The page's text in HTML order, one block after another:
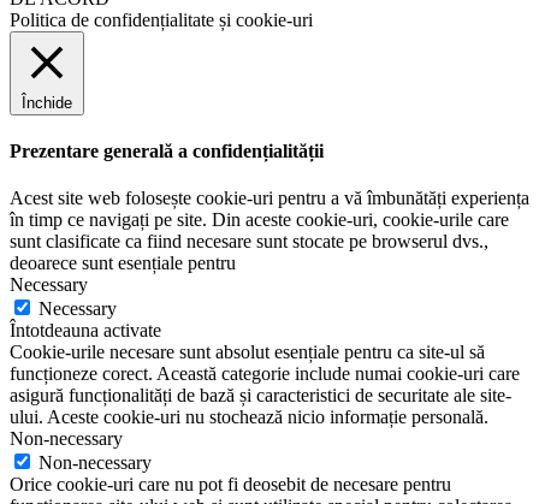
Politica de confidențialitate și cookie-uri
Închide
Prezentare generală a confidențialității
Acest site web folosește cookie-uri pentru a vă îmbunătăți experiența
în timp ce navigați pe site. Din aceste cookie-uri, cookie-urile care
sunt clasificate ca fiind necesare sunt stocate pe browserul dvs.,
deoarece sunt esențiale pentru
Necessary
Necessary
Întotdeauna activate
Cookie-urile necesare sunt absolut esențiale pentru ca site-ul să
funcționeze corect. Această categorie include numai cookie-uri care
asigură funcționalități de bază și caracteristici de securitate ale site-
ului. Aceste cookie-uri nu stochează nicio informație personală.
Non-necessary
Non-necessary
Orice cookie-uri care nu pot fi deosebit de necesare pentru